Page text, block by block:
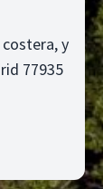
costera, y
77935